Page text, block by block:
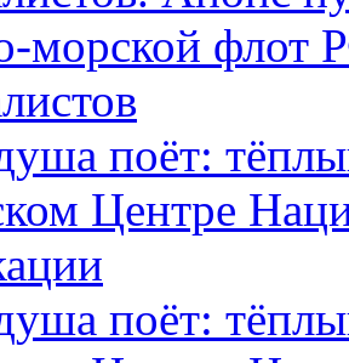
морской флот
поёт:
Центре
поёт: